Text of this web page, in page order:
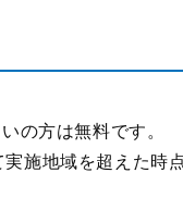
の方は無料です。
施地域を超えた時